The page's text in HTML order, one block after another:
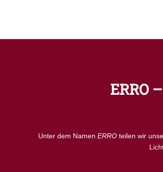
ERRO –
Unter dem Namen ERRO teilen wir